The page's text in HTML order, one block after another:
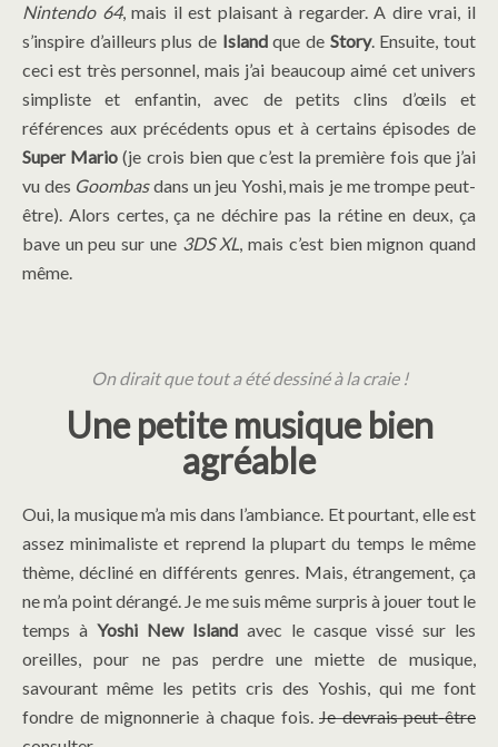
Nintendo 64, mais il est plaisant à regarder. A dire vrai, il
s’inspire d’ailleurs plus de Islandque de Story. Ensuite, tout
ceci est très personnel, mais j’ai beaucoup aimé cet univers
simpliste et enfantin, avec de petits clins d’œils et
références aux précédents opus et à certains épisodes de
Super Mario (je crois bien que c’est la première fois que j’ai
vu des Goombasdans un jeu Yoshi, mais je me trompe peut-
être). Alors certes, ça ne déchire pas la rétine en deux, ça
bave un peu sur une 3DS XL, mais c’est bien mignon quand
même.
On dirait que tout a été dessiné à la craie !
Une petite musique bien
agréable
Oui, la musique m’a mis dans l’ambiance. Et pourtant, elle est
assez minimaliste et reprend la plupart du temps le même
thème, décliné en différents genres. Mais, étrangement, ça
ne m’a point dérangé. Je me suis même surpris à jouer tout le
temps à Yoshi New Island avec le casque vissé sur les
oreilles, pour ne pas perdre une miette de musique,
savourant même les petits cris des Yoshis, qui me font
fondre de mignonnerie à chaque fois. Je devrais peut-être